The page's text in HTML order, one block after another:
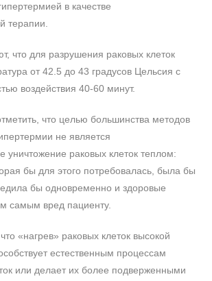
в качестве
терапии.
что для разрушения раковых клеток
от 42.5 до 43 градусов Цельсия с
воздействия 40-60 минут.
что целью большинства методов
не является
уничтожение раковых клеток теплом:
бы для этого потребовалась, была бы
бы одновременно и здоровые
самым вред пациенту.
«нагрев» раковых клеток высокой
естественным процессам
или делает их более подверженными